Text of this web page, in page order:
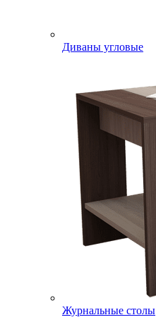
Диваны угловые
Журнальные столы